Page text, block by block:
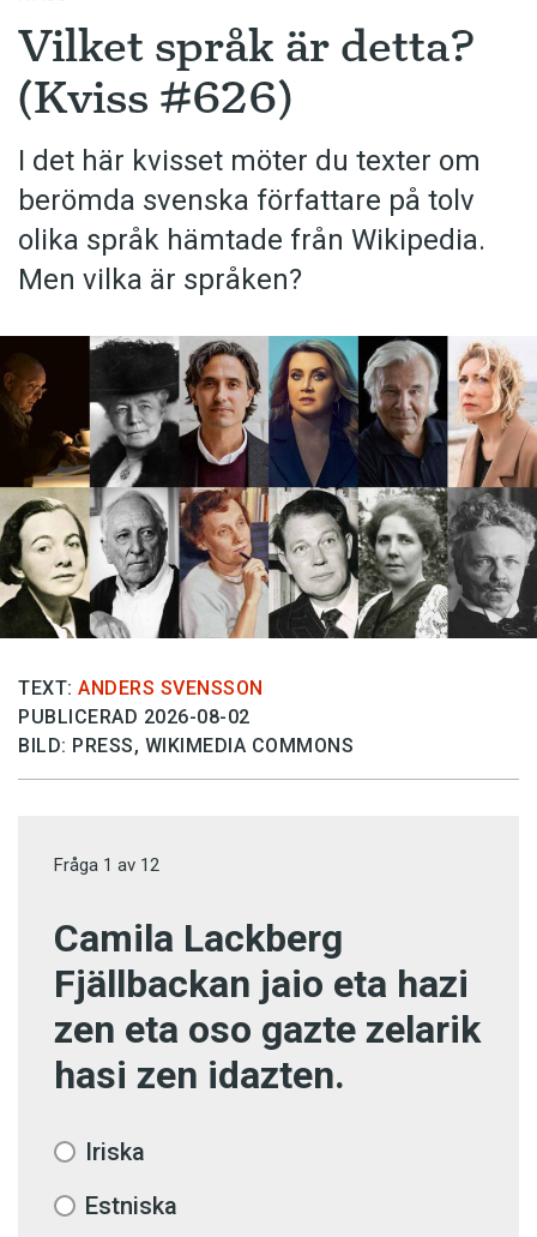
Vilket språk är detta?
(Kviss #626)
I det här kvisset möter du texter om
berömda svenska författare på tolv
olika språk hämtade från Wikipedia.
Men vilka är språken?
TEXT: ANDERS SVENSSON
PUBLICERAD 2026-08-02
BILD: PRESS, WIKIMEDIA COMMONS
Fråga 1 av 12
Camila Lackberg
Fjällbackan jaio eta hazi
zen eta oso gazte zelarik
hasi zen idazten.
Iriska
Estniska